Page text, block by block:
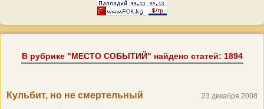
В рубрике "МЕСТО СОБЫТИЙ" найдено статей: 1894
Кульбит, но не смертельный 23 декабря 2008